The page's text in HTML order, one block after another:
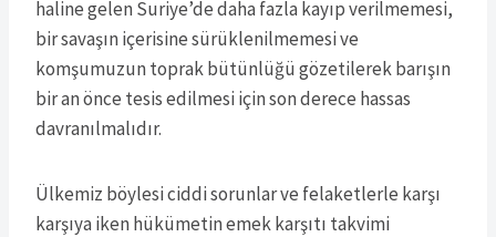
haline gelen Suriye’de daha fazla kayıp verilmemesi,
bir savaşın içerisine sürüklenilmemesi ve
komşumuzun toprak bütünlüğü gözetilerek barışın
bir an önce tesis edilmesi için son derece hassas
davranılmalıdır.
Ülkemiz böylesi ciddi sorunlar ve felaketlerle karşı
karşıya iken hükümetin emek karşıtı takvimi